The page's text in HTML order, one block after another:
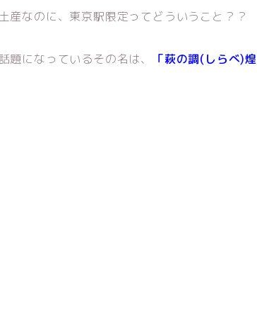
産なのに、東京駅限定ってどういうこと？？
題になっているその名は、 「萩の調(しらべ)